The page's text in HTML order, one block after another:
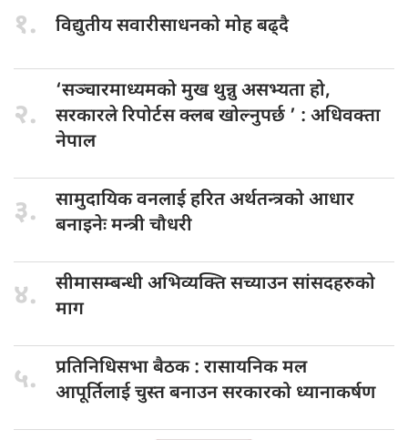
१. विद्युतीय सवारीसाधनकोमोह बढ्दै
२.
‘सञ्चारमाध्यमको मुखथुन्नु असभ्यता हो,
सरकारले रिपोर्टस क्लब खोल्नुपर्छ ’ : अधिवक्ता
नेपाल
३. सामुदायिक वनलाईहरित अर्थतन्त्रको आधार
बनाइनेः मन्त्री चौधरी
४. सीमासम्बन्धी अभिव्यक्तिसच्याउन सांसदहरुको
माग
५. प्रतिनिधिसभा बैठक: रासायनिक मल
आपूर्तिलाई चुस्त बनाउन सरकारको ध्यानाकर्षण